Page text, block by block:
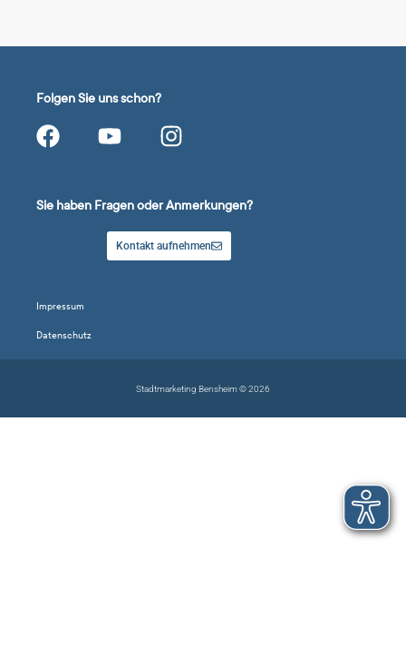
Folgen Sie uns schon?
Sie haben Fragen oder Anmerkungen?
Kontakt aufnehmen
Impressum
Datenschutz
Stadtmarketing Bensheim © 2026